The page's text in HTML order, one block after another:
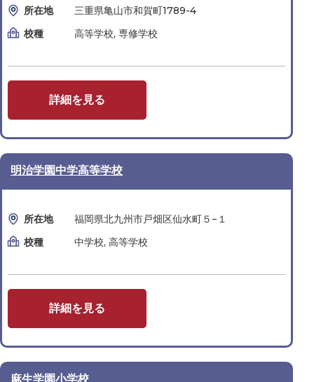
所在地
三重県亀山市和賀町1789-4
校種
高等学校, 専修学校
詳細を見る
明治学園中学高等学校
所在地
福岡県北九州市戸畑区仙水町５−１
校種
中学校, 高等学校
詳細を見る
麻生学園小学校